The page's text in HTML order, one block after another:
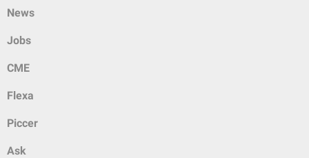
News
Jobs
CME
Flexa
Piccer
Ask